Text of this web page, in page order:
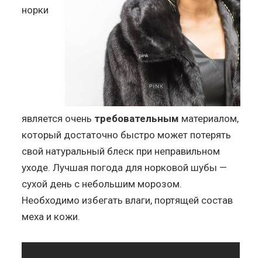
норки
является очень требовательным материалом,
который достаточно быстро может потерять
свой натуральный блеск при неправильном
уходе. Лучшая погода для норковой шубы —
сухой день с небольшим морозом.
Необходимо избегать влаги, портящей состав
меха и кожи.